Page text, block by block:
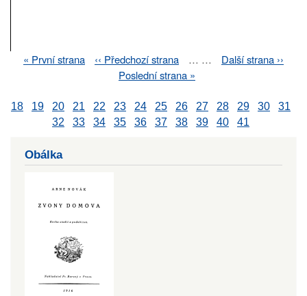
First
« První strana
Previous
‹‹ Předchozí strana … …
Next
Další strana ››
Last
Poslední strana »
18 19 20 21 22 23 24 25 26 27 28 29 30
31
32
33 34 35 36 37 38 39 40 41
Obálka